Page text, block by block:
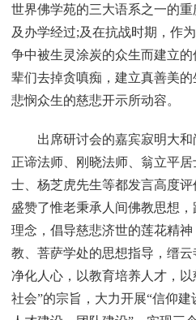
世界佛学苑的三大语系之一的
及办学经过;及在抗战时期，作
争中被生灵涂炭的众生而建立
辈们去掉贪嗔痴，建立真善美
悲悯众生的慈悲开示所动容。
出席研讨会的嘉宾寂明大和
正谛法师、刚晓法师、翁立平
士、杨芝虎先生等都发言高度评
盛赞了惟老秉承人间佛教思想
理念，倡导慈悲济世的莲花精
教、菩萨学处的思想指导，缙
净化人心，以教育培养人才，
社会”的宗旨，大力开展“信仰建